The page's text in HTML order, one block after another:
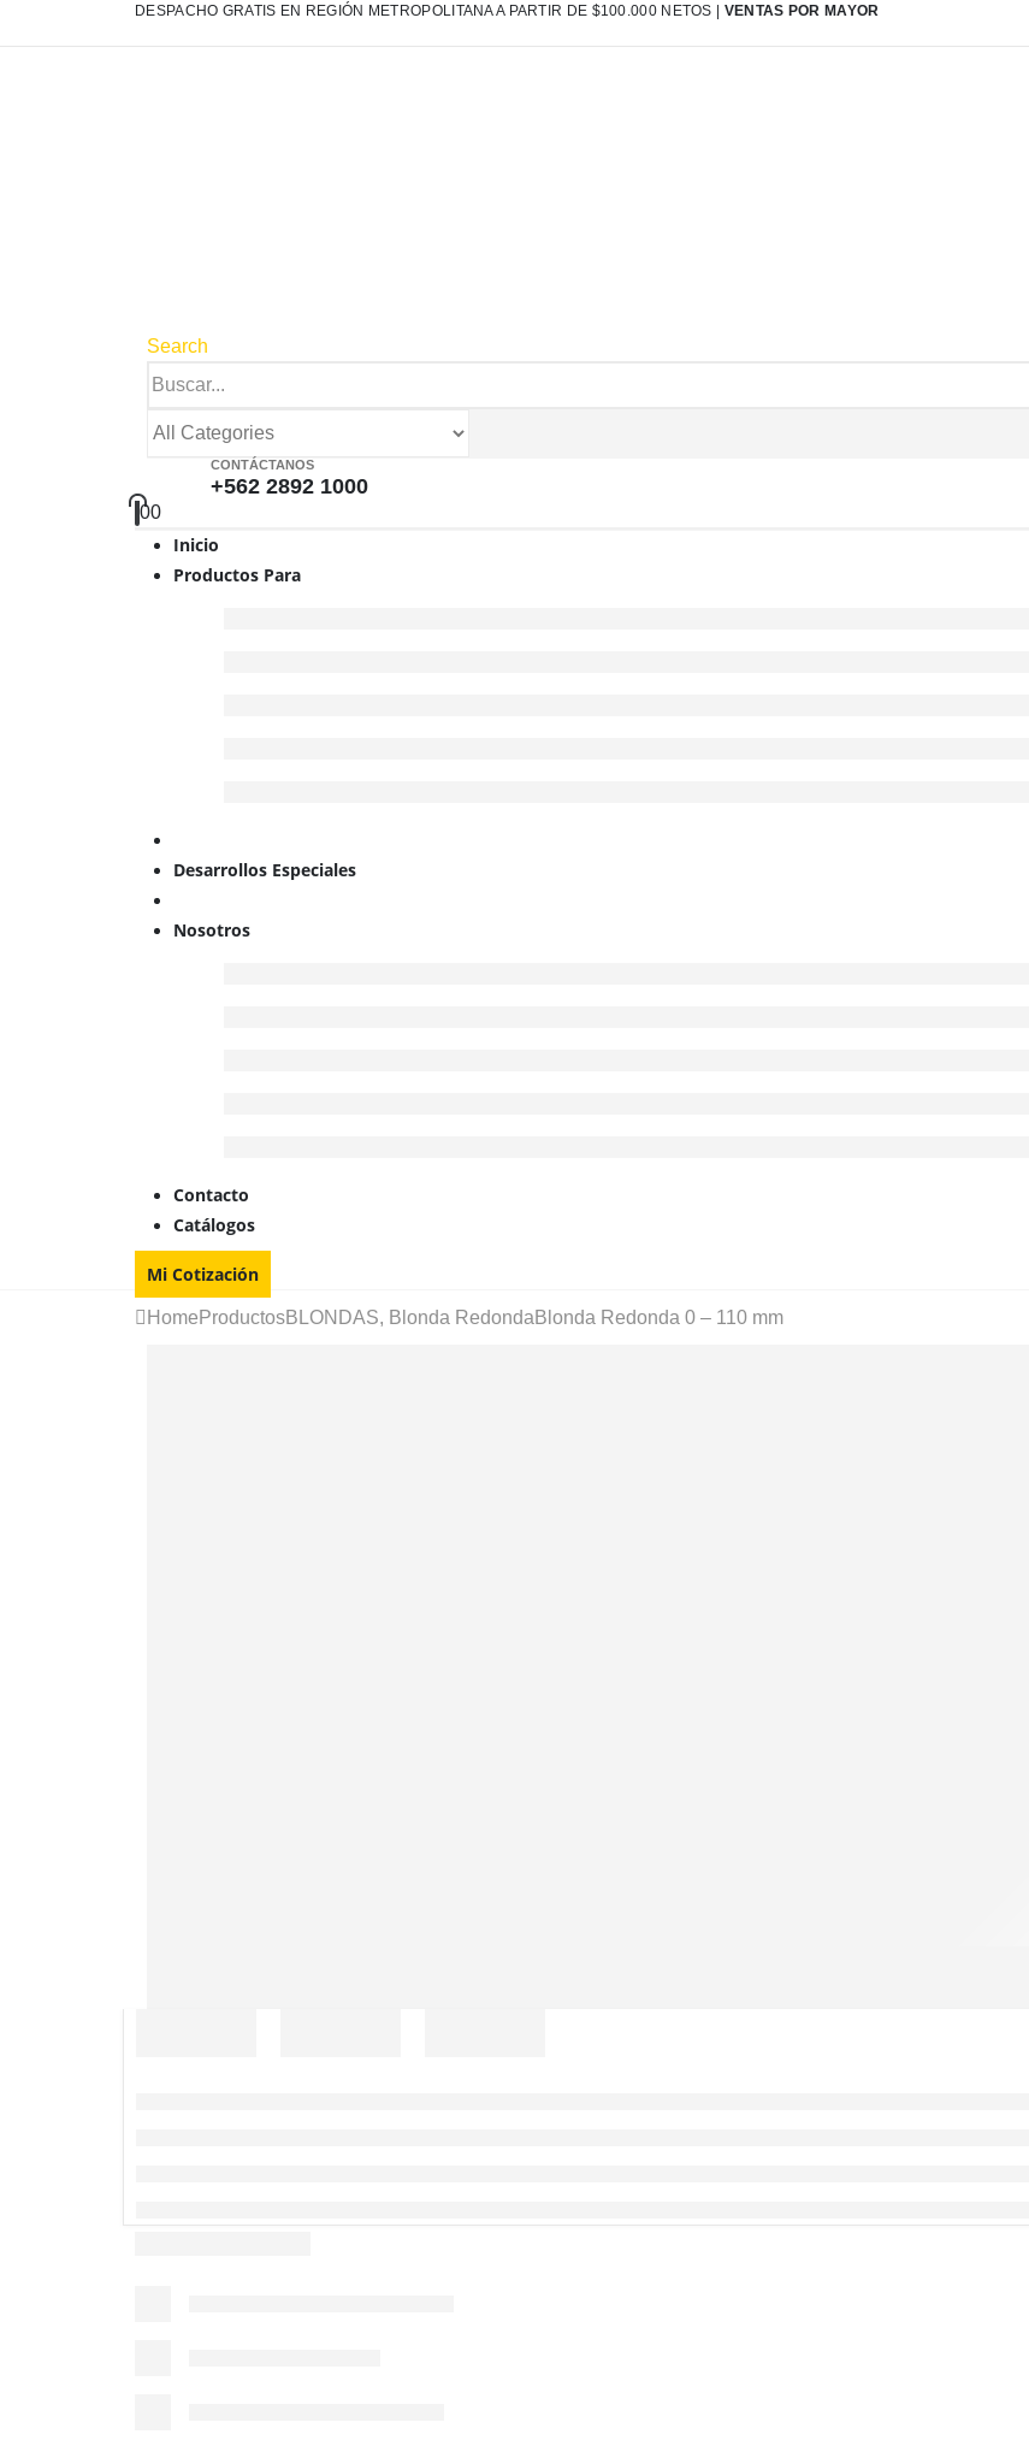
DESPACHO GRATIS EN REGIÓN METROPOLITANA A PARTIR DE $100.000 NETOS | VENTAS POR MAYOR
Search
CONTÁCTANOS
+562 2892 1000
00
Inicio
Productos Para
Desarrollos Especiales
Nosotros
Contacto
Catálogos
Mi Cotización
Home ProductosBLONDAS, Blonda Redonda Blonda Redonda 0 – 110 mm